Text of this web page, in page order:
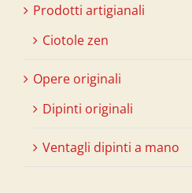
Prodotti artigianali
Ciotole zen
Opere originali
Dipinti originali
Ventagli dipinti a mano